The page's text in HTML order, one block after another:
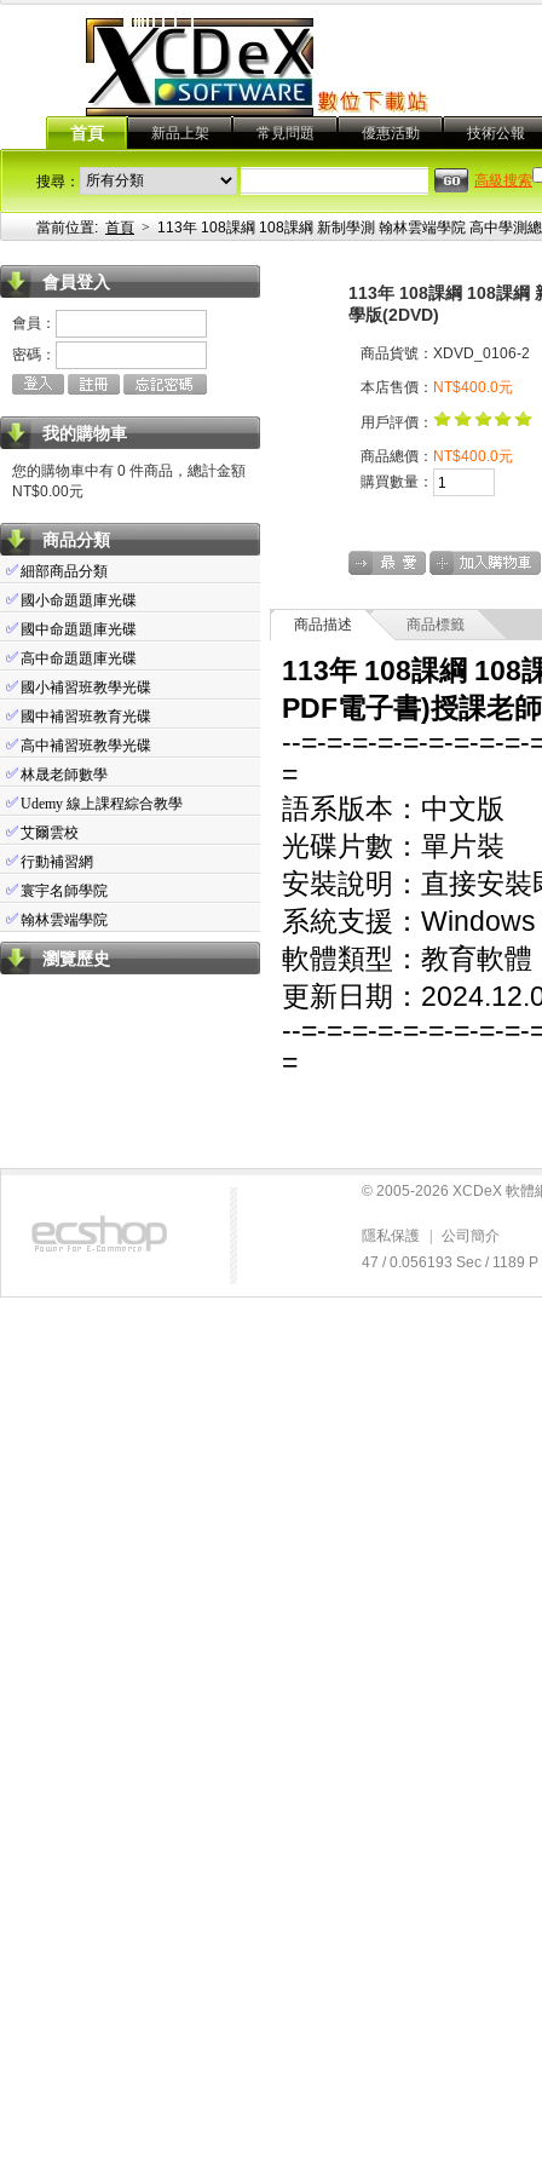
首頁 新品上架 常見問題 優惠活動 技術公報
搜尋： 高級搜索
當前位置: 首頁 > 113年 108課綱 108課綱 新制學測 翰林雲端學院 高中學測
會員登入
會員：
密碼：
我的購物車
您的購物車中有 0 件商品，總計金額
NT$0.00元
商品分類
✅細部商品分類
✅ 國小命題題庫光碟
✅ 國中命題題庫光碟
✅高中命題題庫光碟
✅ 國小補習班教學光碟
✅ 國中補習班教育光碟
✅高中補習班教學光碟
✅林晟老師數學
✅Udemy 線上課程綜合教學
✅艾爾雲校
✅行動補習網
✅寰宇名師學院
✅翰林雲端學院
瀏覽歷史
113年 108課綱 108課綱
學版(2DVD)
商品貨號：XDVD_0106-2
本店售價： NT$400.0元
用戶評價：
商品總價： NT$400.0元
購買數量：
商品描述 商品標籤
113年 108課綱 108
PDF電子書)授課老
--=-=-=-=-=-=-=-=-=-
=
語系版本：中文版
光碟片數：單片裝
安裝說明：直接安裝
系統支援：
軟體類型：教育軟體
更新日期：
--=-=-=-=-=-=-=-=-=-
=
© 2005-2026 XCDeX 軟體
隱私保護
公司簡介
47 / 0.056193 Sec / 1189